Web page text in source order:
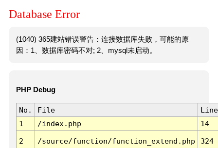
Database Error
(1040) 365建站错误警告：连接数据库失败，可能的原
因：1、数据库密码不对; 2、mysql未启动。
PHP Debug
No. File
Line
1
/index.php 14
2 /source/function/function_extend.php 324